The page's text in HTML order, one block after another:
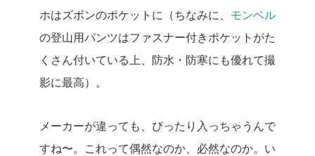
ホはズボンのポケットに（ちなみに、 モンベル
の登山用パンツはファスナー付きポケットがた
くさん付いている上、防水・防寒にも優れて撮
影に最高）。
メーカーが違っても、ぴったり入っちゃうんで
すね〜。これって偶然なのか、必然なのか。い